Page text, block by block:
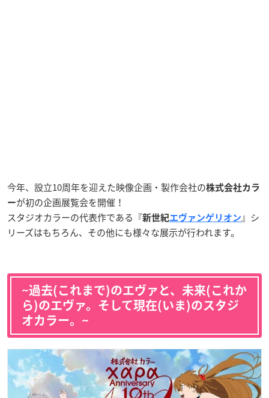
今年、設立10周年を迎えた映像企画・製作会社の株式会社カラ
ーが初の企画展覧会を開催！
スタジオカラーの代表作である『新世紀 エヴァンゲリオン』シ
リーズはもちろん、その他にも様々な展示が行われます。
~過去(これまで)のエヴァと、未来(これか
ら)のエヴァ。そして現在(いま)のスタジ
オカラー。~